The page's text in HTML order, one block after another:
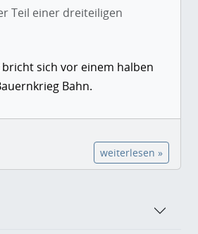
Teil einer dreiteiligen
sich vor einem halben
Bahn.
weiterlesen »